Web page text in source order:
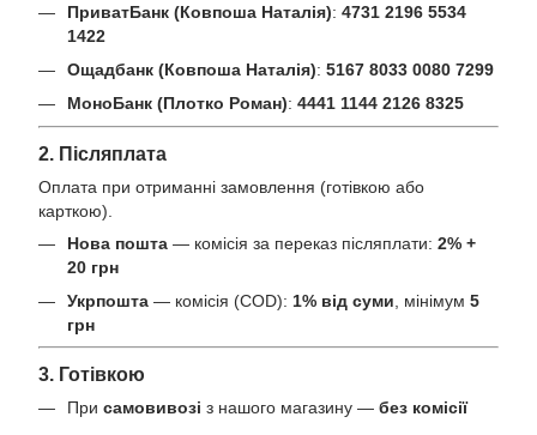
ПриватБанк (Ковпоша Наталія): 4731 2196 5534
1422
Ощадбанк (Ковпоша Наталія): 5167 8033 0080 7299
МоноБанк (Плотко Роман): 4441 1144 2126 8325
2. Післяплата
Оплата при отриманні замовлення (готівкою або
карткою).
Нова пошта — комісія за переказ післяплати: 2% +
20 грн
Укрпошта — комісія (COD): 1% від суми , мінімум 5
грн
3. Готівкою
При самовивозі з нашого магазину — без комісії